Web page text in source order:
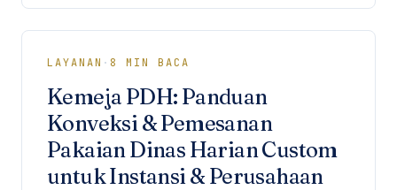
LAYANAN · 8 MIN BACA
Kemeja PDH: Panduan
Konveksi & Pemesanan
Pakaian Dinas Harian Custom
untuk Instansi & Perusahaan